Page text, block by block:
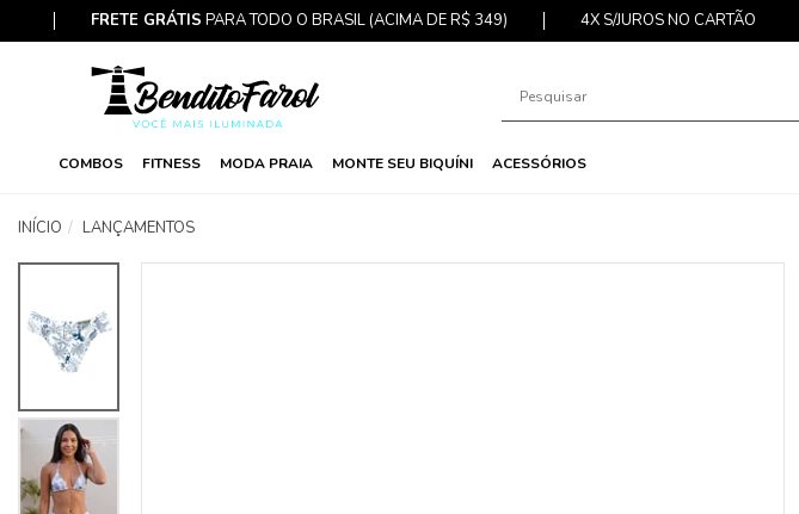
FRETE GRÁTIS PARA TODO O BRASIL (ACIMA DE R$ 349) 4X S/JUROS NO CARTÃO
COMBOS FITNESS MODA PRAIA MONTE SEU BIQUÍNI ACESSÓRIOS
INÍCIO LANÇAMENTOS